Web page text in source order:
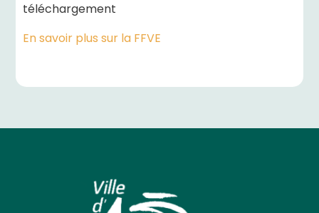
téléchargement
En savoir plus sur la FFVE